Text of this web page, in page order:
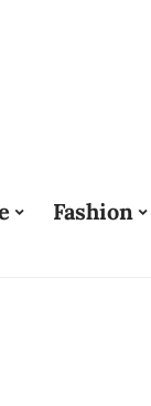
Fashion